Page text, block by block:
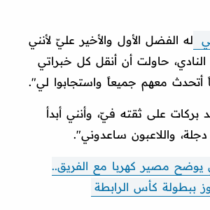
له الفضل الأول والأخير عليّ لأنني
حاولت أن أنقل كل خبراتي
أتحدث معهم جميعاً واستجابوا لي".
بركات على ثقته فيّ، وأنني أبدأ
دجلة، واللاعبون ساعدوني".
يوضح مصير كهربا مع الفريق..
ببطولة كأس الرابطة